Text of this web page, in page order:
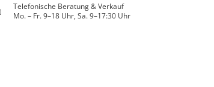
Telefonische Beratung & Verkauf
Mo. – Fr. 9–18 Uhr, Sa. 9–17:30 Uhr